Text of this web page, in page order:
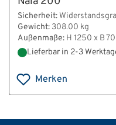
Sicherheit:
Gewicht: 308.00 kg
Außenmaße: H 1250 x B
Lieferbar in 2-3
Merken